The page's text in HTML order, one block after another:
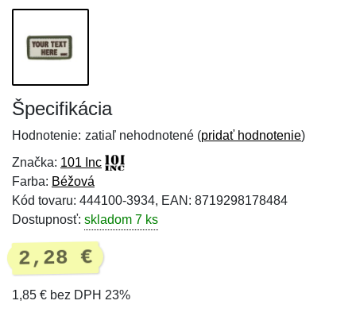
Špecifikácia
Hodnotenie: zatiaľ nehodnotené (pridať hodnotenie)
Značka: 101 Inc
Farba: Béžová
Kód tovaru: 444100-3934, EAN: 8719298178484
Dostupnosť: skladom 7 ks
2,28 €
1,85 € bez DPH 23%